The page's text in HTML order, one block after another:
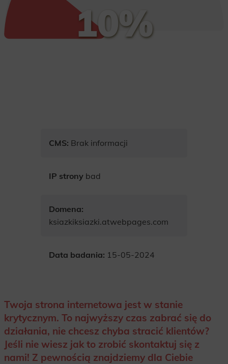
10%
CMS: Brak informacji
IP strony bad
Domena:
ksiazkiksiazki.atwebpages.com
Data badania: 15-05-2024
Twoja strona internetowa jest w stanie
krytycznym. To najwyższy czas zabrać się do
działania, nie chcesz chyba stracić klientów?
Jeśli nie wiesz jak to zrobić skontaktuj się z
nami! Z pewnością znajdziemy dla Ciebie